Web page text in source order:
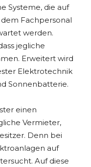
Systeme, die auf
Fachpersonal
werden.
jegliche
Erweitert wird
Elektrotechnik
Sonnenbatterie.
einen
Vermieter,
Denn bei
auf
Auf diese